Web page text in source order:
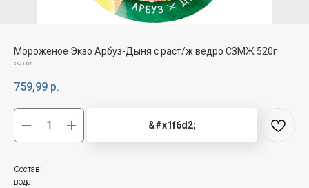
Мороженое Экзо Арбуз-Дыня с раст/ж ведро СЗМЖ 520г
SKU:14341
759,99 р.
&#x1f6d2;
Состав:
вода;